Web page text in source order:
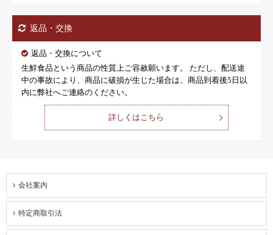
返品・交換
返品・交換について
生鮮食品という商品の性質上ご容赦願います。 ただし、配送途
中の事故により、商品に破損が生じた場合は、商品到着後5日以
内に弊社へご連絡のください。
詳しくはこちら
会社案内
特定商取引法